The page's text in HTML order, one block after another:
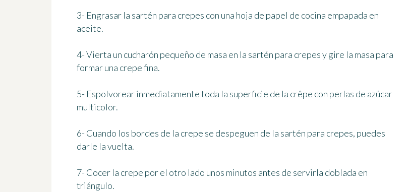
3- Engrasar la sartén para crepes con una hoja de papel de cocina empapada en
aceite.
4- Vierta un cucharón pequeño de masa en la sartén para crepes y gire la masa para
formar una crepe fina.
5- Espolvorear inmediatamente toda la superficie de la crêpe con perlas de azúcar
multicolor.
6- Cuando los bordes de la crepe se despeguen de la sartén para crepes, puedes
darle la vuelta.
7- Cocer la crepe por el otro lado unos minutos antes de servirla doblada en
triángulo.